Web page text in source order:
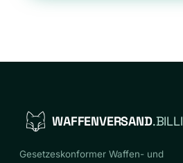
WAFFENVERSAND
Gesetzeskonformer Waffen- und